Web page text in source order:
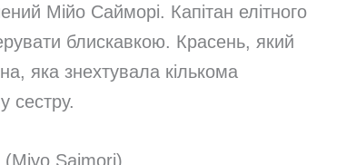
Мійо Сайморі. Капітан елітного
блискавкою. Красень, який
яка знехтувала кількома
сестру.
(Miyo Saimori)